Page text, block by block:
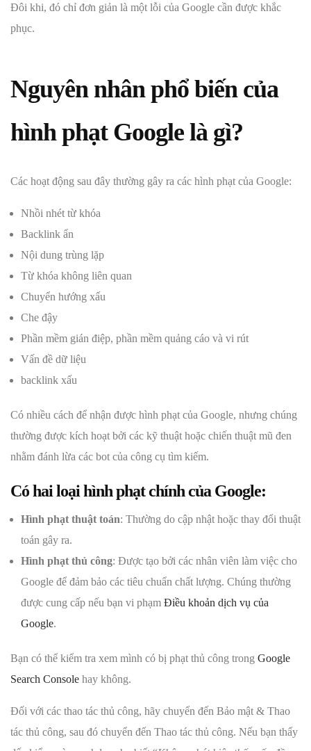
Đôi khi, đó chỉ đơn giản là một lỗi của Google cần được khắc
phục.
Nguyên nhân phổ biến của
hình phạt Google là gì?
Các hoạt động sau đây thường gây ra các hình phạt của Google:
Nhồi nhét từ khóa
Backlink ẩn
Nội dung trùng lặp
Từ khóa không liên quan
Chuyển hướng xấu
Che đậy
Phần mềm gián điệp, phần mềm quảng cáo và vi rút
Vấn đề dữ liệu
backlink xấu
Có nhiều cách để nhận được hình phạt của Google, nhưng chúng
thường được kích hoạt bởi các kỹ thuật hoặc chiến thuật mũ đen
nhằm đánh lừa các bot của công cụ tìm kiếm.
Có hai loại hình phạt chính của Google:
Hình phạt thuật toán: Thường do cập nhật hoặc thay đổi thuật
toán gây ra.
Hình phạt thủ công: Được tạo bởi các nhân viên làm việc cho
Google để đảm bảo các tiêu chuẩn chất lượng. Chúng thường
được cung cấp nếu bạn vi phạm Điều khoản dịch vụ của
Google.
Bạn có thể kiểm tra xem mình có bị phạt thủ công trong Google
Search Console hay không.
Đối với các thao tác thủ công, hãy chuyển đến Bảo mật & Thao
tác thủ công, sau đó chuyển đến Thao tác thủ công. Nếu bạn thấy